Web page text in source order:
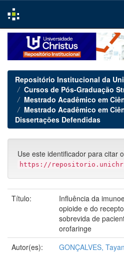
navigation
Repositório Institucional da
Cursos de Pós-Graduação
Mestrado Acadêmico em
Mestrado Acadêmico em
Dissertações Defendidas
Use este identificador para citar
https://
Título:
Influência da
opioide e do
sobrevida de
orofaringe
Autor(es):
GONÇALVES,